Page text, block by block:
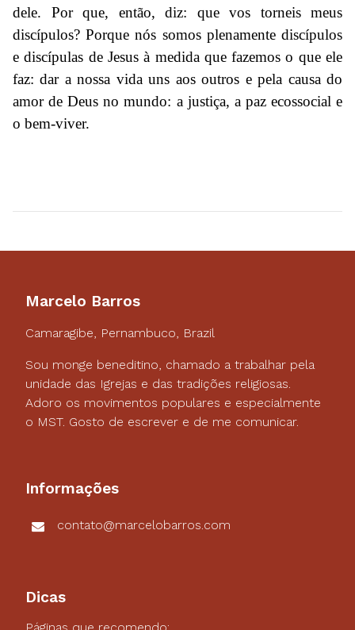
dele. Por que, então, diz: que vos torneis meus
discípulos? Porque nós somos plenamente discípulos
e discípulas de Jesus à medida que fazemos o que ele
faz: dar a nossa vida uns aos outros e pela causa do
amor de Deus no mundo: a justiça, a paz ecossocial e
o bem-viver.
Marcelo Barros
Camaragibe, Pernambuco, Brazil
Sou monge beneditino, chamado a trabalhar pela
unidade das Igrejas e das tradições religiosas.
Adoro os movimentos populares e especialmente
o MST. Gosto de escrever e de me comunicar.
Informações
contato@marcelobarros.com
Dicas